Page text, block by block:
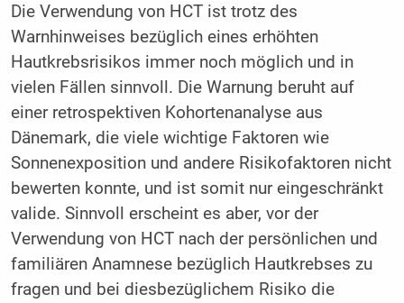
Die Verwendung von HCT ist trotz des
Warnhinweises bezüglich eines erhöhten
Hautkrebsrisikos immer noch möglich und in
vielen Fällen sinnvoll. Die Warnung beruht auf
einer retrospektiven Kohortenanalyse aus
Dänemark, die viele wichtige Faktoren wie
Sonnenexposition und andere Risikofaktoren nicht
bewerten konnte, und ist somit nur eingeschränkt
valide. Sinnvoll erscheint es aber, vor der
Verwendung von HCT nach der persönlichen und
familiären Anamnese bezüglich Hautkrebses zu
fragen und bei diesbezüglichem Risiko die